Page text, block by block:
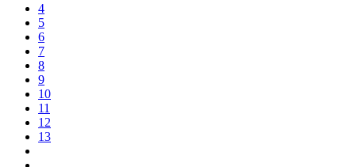
4
5
6
7
8
9
10
11
12
13